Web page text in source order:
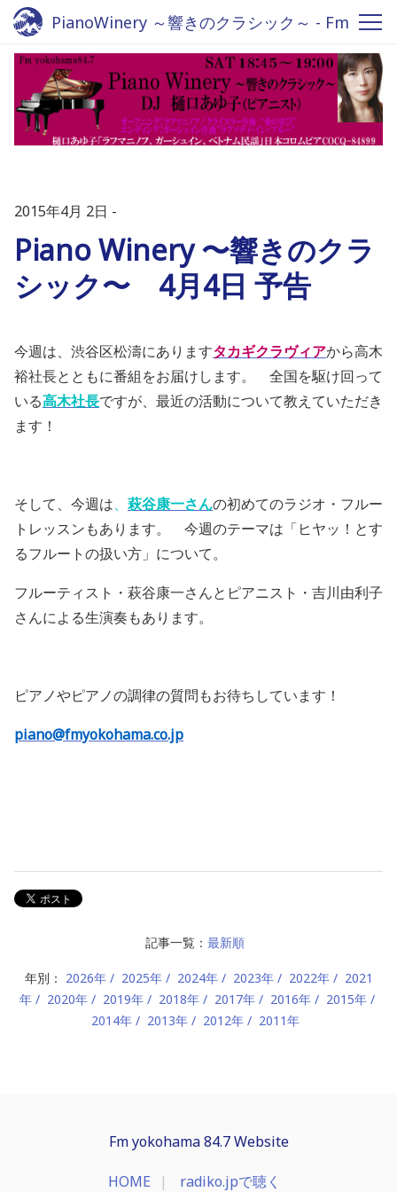
PianoWinery ～響きのクラシック～ - Fm
yokohama 84.7
2015年4月 2日
Piano Winery 〜響きのクラ
シック〜 4月4日 予告
今週は、渋谷区松濤にありますタカギクラヴィアから高木
裕社長とともに番組をお届けします。 全国を駆け回って
いる高木社長ですが、最近の活動について教えていただき
ます！
そして、今週は、 萩谷康一さんの初めてのラジオ・フルー
トレッスンもあります。 今週のテーマは「ヒヤッ！とす
るフルートの扱い方」について。
フルーティスト・萩谷康一さんとピアニスト・吉川由利子
さんによる生演奏もあります。
ピアノやピアノの調律の質問もお待ちしています！
piano@fmyokohama.co.jp
記事一覧： 最新順
年別： 2026年 2025年 2024年 2023年 2022年
2021
年
2020年 2019年 2018年 2017年 2016年
2015年
2014年
2013年 2012年 2011年
Fm yokohama 84.7 Website
HOME radiko.jpで聴く